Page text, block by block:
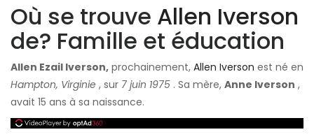
Où se trouve Allen Iverson
de? Famille et éducation
Allen Ezail Iverson, prochainement, Allen Iverson est né en
Hampton, Virginie , sur 7 juin 1975 . Sa mère, Anne Iverson ,
avait 15 ans à sa naissance.